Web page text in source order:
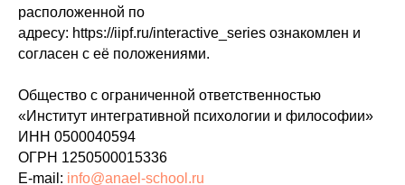
расположенной по
адресу: https://iipf.ru/interactive_series ознакомлен и
согласен с её положениями.
Общество с ограниченной ответственностью
«Институт интегративной психологии и философии»
ИНН 0500040594
ОГРН 1250500015336
E-mail: info@anael-school.ru